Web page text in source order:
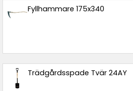
Fyllhammare 175x340
Trädgårdsspade Tvär 24AY